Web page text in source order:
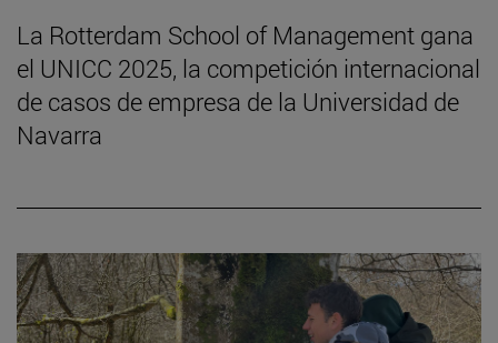
La Rotterdam School of Management gana
el UNICC 2025, la competición internacional
de casos de empresa de la Universidad de
Navarra